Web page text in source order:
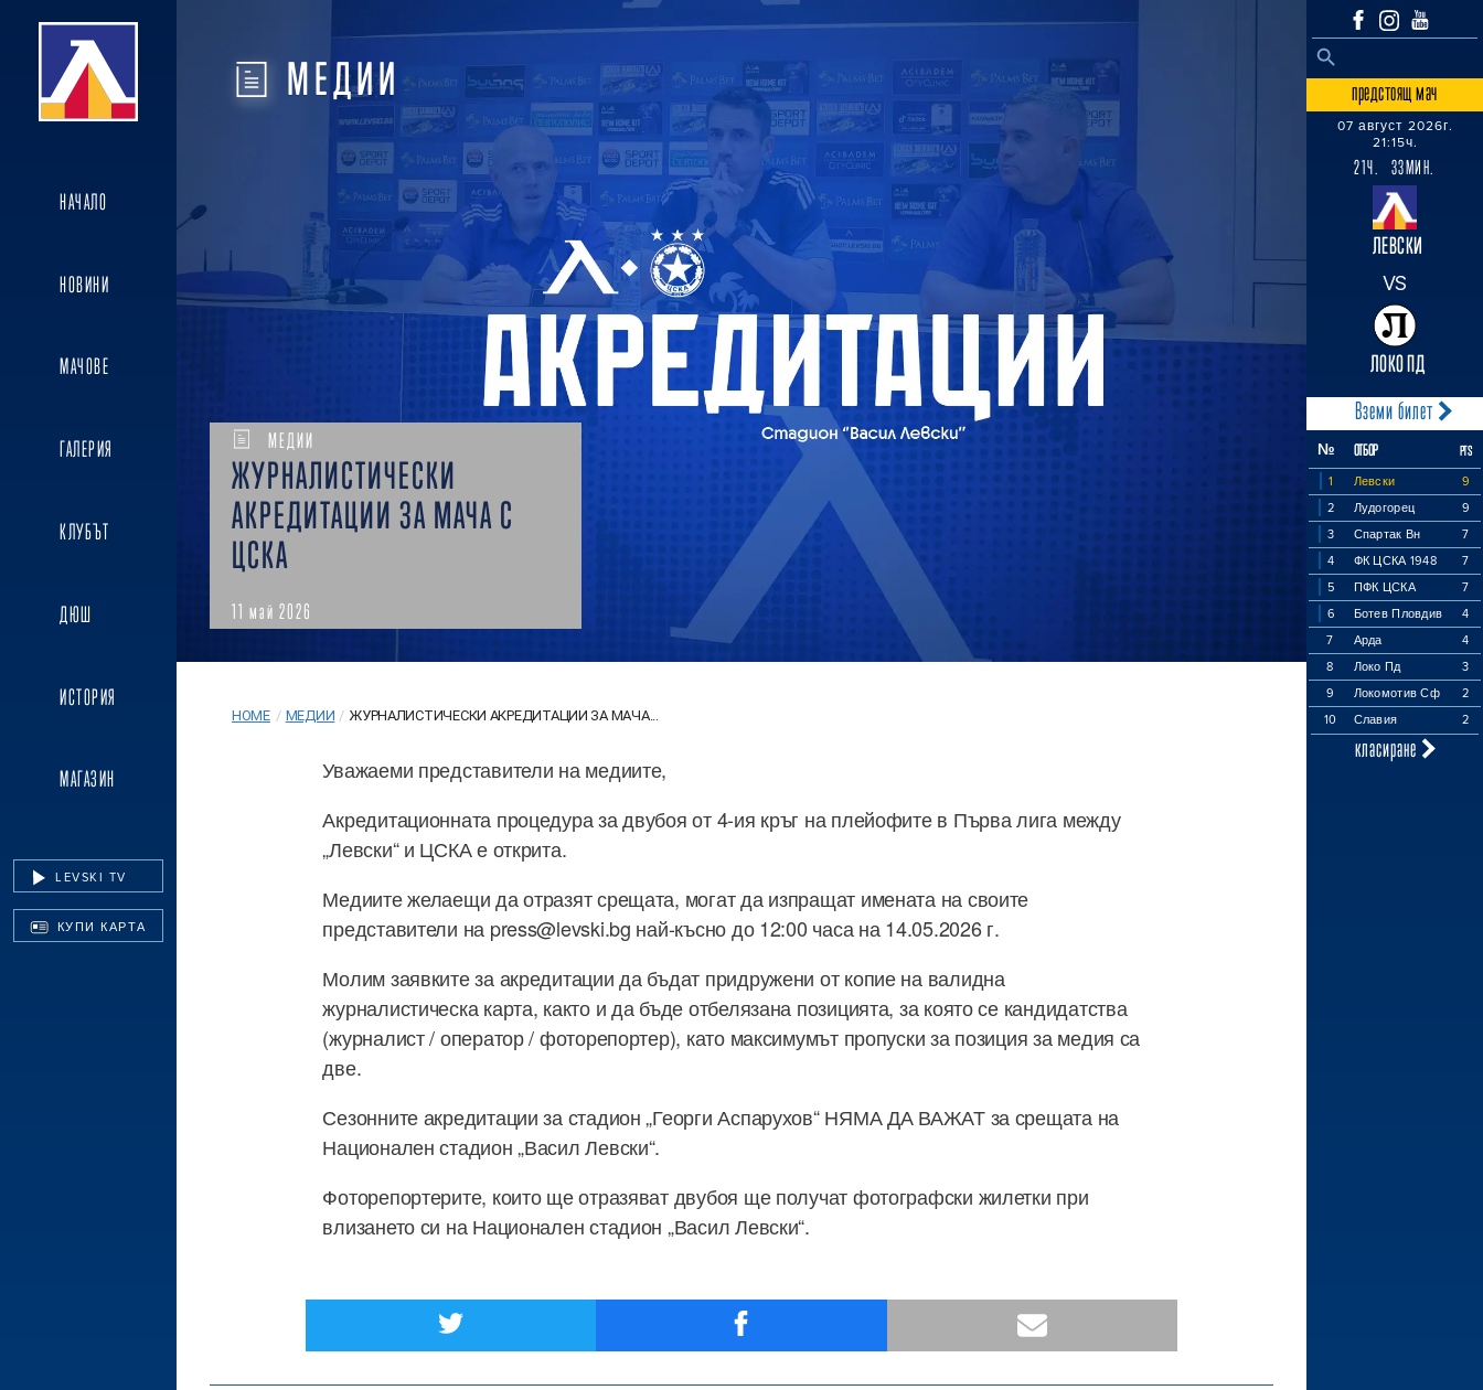
НАЧАЛО
НОВИНИ
МАЧОВЕ
ГАЛЕРИЯ
КЛУБЪТ
ДЮШ
ИСТОРИЯ
МАГАЗИН
LEVSKI TV
КУПИ КАРТА
Search
SEARCH BUTTON
предстоящ мач
07 август 2026г.
21:15ч.
21Ч. 33МИН.
ЛЕВСКИ
VS
ЛОКО ПД
Вземи билет
№ ОТБОР PTS
1 Левски
9
2
Лудогорец
9
3
Спартак Вн
7
4
ФК ЦСКА 1948
7
5
ПФК ЦСКА
7
6
Ботев Пловдив
4
7
Арда
4
8
Локо Пд
3
9
Локомотив Сф
2
10
Славия 2
класиране
МЕДИИ
МЕДИИ
ЖУРНАЛИСТИЧЕСКИ
АКРЕДИТАЦИИ ЗА МАЧА С
ЦСКА
11 май 2026
HOME / МЕДИИ / ЖУРНАЛИСТИЧЕСКИ АКРЕДИТАЦИИ ЗА МАЧА...
Уважаеми представители на медиите,
Акредитационната процедура за двубоя от 4-ия кръг на плейофите в Първа лига между
„Левски“ и ЦСКА е открита.
Медиите желаещи да отразят срещата, могат да изпращат имената на своите
представители на press@levski.bg най-късно до 12:00 часа на 14.05.2026 г.
Молим заявките за акредитации да бъдат придружени от копие на валидна
журналистическа карта, както и да бъде отбелязана позицията, за която се кандидатства
(журналист / оператор / фоторепортер), като максимумът пропуски за позиция за медия са
две.
Сезонните акредитации за стадион „Георги Аспарухов“ НЯМА ДА ВАЖАТ за срещата на
Национален стадион „Васил Левски“.
Фоторепортерите, които ще отразяват двубоя ще получат фотографски жилетки при
влизането си на Национален стадион „Васил Левски“.